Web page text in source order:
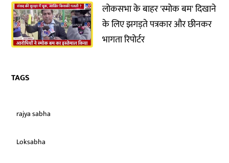
लोकसभा के बाहर 'स्मोक बम' दिखाने
के लिए झगड़ते पत्रकार और छीनकर
भागता रिपोर्टर
TAGS
rajya sabha
Loksabha